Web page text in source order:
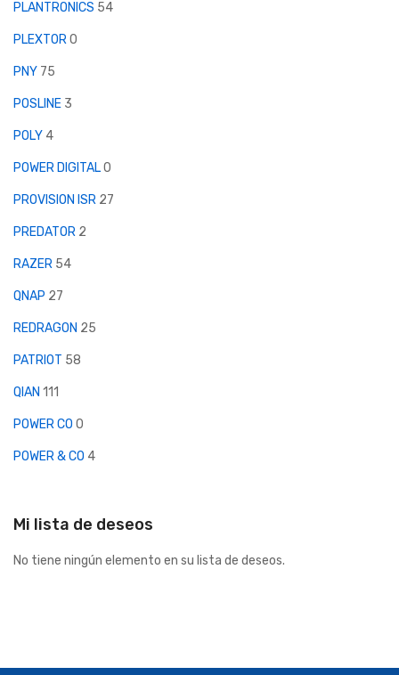
PLANTRONICS 54
PLEXTOR0
PNY 75
POSLINE 3
POLY 4
POWER DIGITAL0
PROVISION ISR 27
PREDATOR 2
RAZER 54
QNAP 27
REDRAGON 25
PATRIOT 58
QIAN 111
POWER CO 0
POWER & CO 4
Mi lista de deseos
No tiene ningún elemento en su lista de deseos.